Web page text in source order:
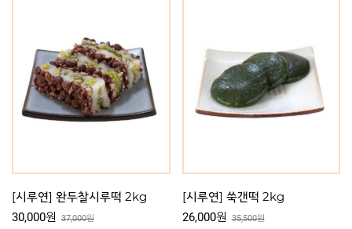
[시루연] 완두찰시루떡 2kg
30,000원 37,000원
[시루연] 쑥갠떡 2kg
26,000원 35,500원